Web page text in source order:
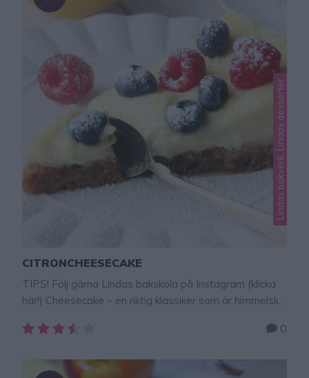
Lindas bakverk, Lindas desserter
CITRONCHEESECAKE
TIPS! Följ gärna Lindas bakskola på Instagram (klicka
här!) Cheesecake – en riktig klassiker som är himmelskt
uppskattad och fantastiskt god att bjuda på! Här får ni
bitar Botten300 g Digestivekex125 g smör, smält
0